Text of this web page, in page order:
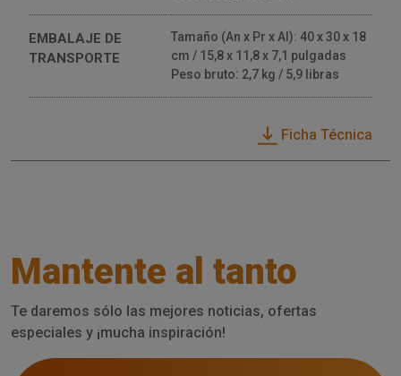
EMBALAJE DE
TRANSPORTE
Tamaño (An x Pr x Al): 40 x 30 x 18
cm / 15,8 x 11,8 x 7,1 pulgadas
Peso bruto: 2,7 kg / 5,9 libras
Ficha Técnica
Mantente al tanto
Te daremos sólo las mejores noticias, ofertas
especiales y ¡mucha inspiración!